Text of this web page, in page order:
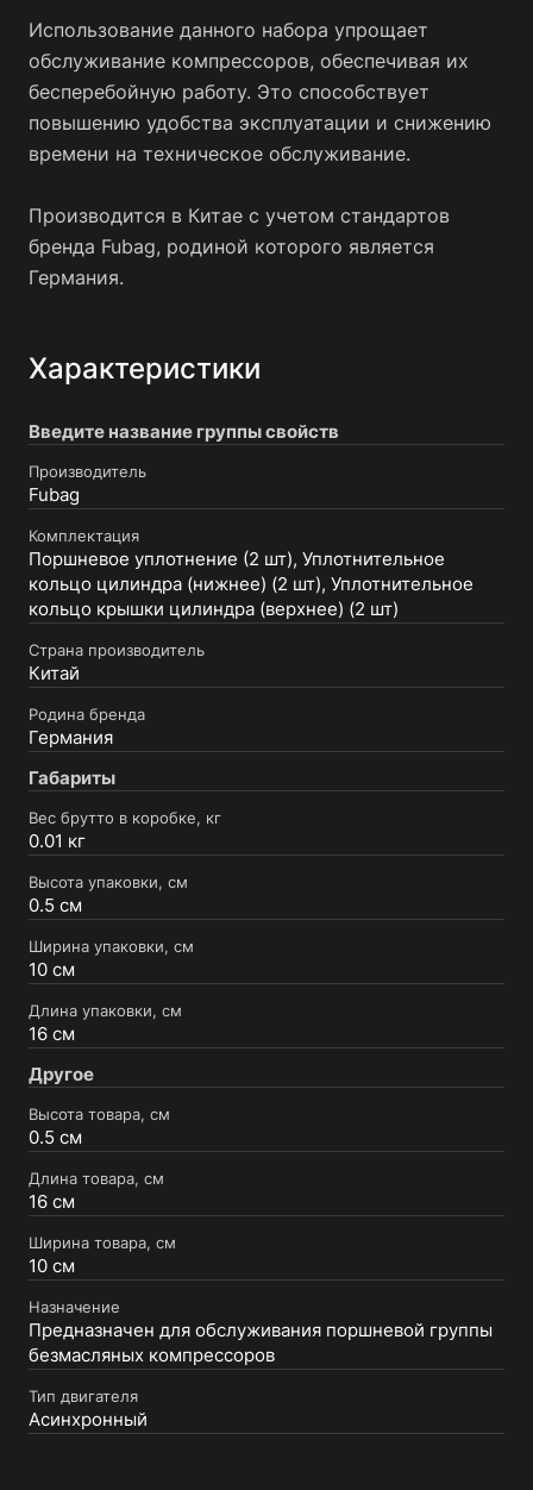
Использование данного набора упрощает
обслуживание компрессоров, обеспечивая их
бесперебойную работу. Это способствует
повышению удобства эксплуатации и снижению
времени на техническое обслуживание.
Производится в Китае с учетом стандартов
бренда Fubag, родиной которого является
Германия.
Характеристики
Введите название группы свойств
Производитель
Fubag
Комплектация
Поршневое уплотнение (2 шт), Уплотнительное
кольцо цилиндра (нижнее) (2 шт), Уплотнительное
кольцо крышки цилиндра (верхнее) (2 шт)
Страна производитель
Китай
Родина бренда
Германия
Габариты
Вес брутто в коробке, кг
0.01 кг
Высота упаковки, см
0.5 см
Ширина упаковки, см
10 см
Длина упаковки, см
16 см
Другое
Высота товара, см
0.5 см
Длина товара, см
16 см
Ширина товара, см
10 см
Назначение
Предназначен для обслуживания поршневой группы
безмасляных компрессоров
Тип двигателя
Асинхронный